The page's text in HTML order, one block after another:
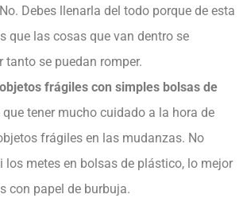
Debes llenarla del todo porque de esta
que las cosas que van dentro se
tanto se puedan romper.
frágiles con simples bolsas de
que tener mucho cuidado a la hora de
frágiles en las mudanzas. No
los metes en bolsas de plástico, lo mejor
con papel de burbuja.